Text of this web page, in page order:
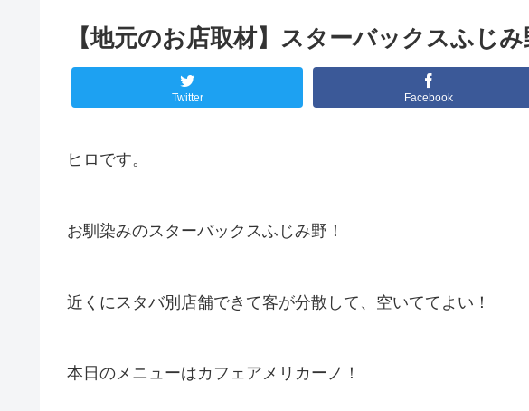
【地元のお店取材】スターバックスふじみ
Twitter Facebook
ヒロです。
お馴染みのスターバックスふじみ野！
近くにスタバ別店舗できて客が分散して、空いててよい！
本日のメニューはカフェアメリカーノ！